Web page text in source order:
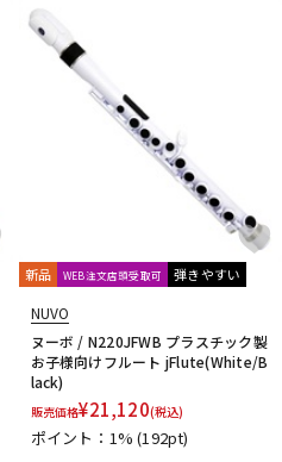
新品 WEB注文店頭受取可 弾きやすい
NUVO
ヌーボ / N220JFWB プラスチック製
お子様向けフルート jFlute(White/B
lack)
販売価格¥21,120(税込)
ポイント：1%(192pt)